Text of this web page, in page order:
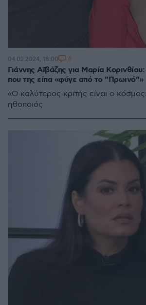
Γιάννης Αϊβάζης για Μαρία
που της είπα «φύγε από το "Πρωινό"»
«Ο καλύτερος κριτής είναι ο
ηθοποιός
04.02.2024, 18:00 6